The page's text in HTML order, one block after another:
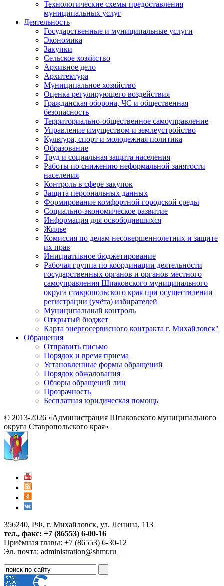
Технологические схемы предоставления
муниципальных услуг
Деятельность
Государственные и муниципальные услуги
Экономика
Закупки
Сельское хозяйство
Архивное дело
Архитектура
Муниципальное хозяйство
Оценка регулирующего воздействия
Гражданская оборона, ЧС и общественная
безопасность
Территориально-общественное самоуправление
Управление имуществом и землеустройство
Культура, спорт и молодежная политика
Образование
Труд и социальная защита населения
Работы по снижению неформальной занятости
населения
Контроль в сфере закупок
Защита персональных данных
Формирование комфортной городской среды
Социально-экономическое развитие
Информация для освободившихся
Жилье
Комиссия по делам несовершеннолетних и защите
их прав
Инициативное бюджетирование
Рабочая группа по координации деятельности
государственных органов и органов местного
самоуправления Шпаковского муниципального
округа ставропольского края при осуществлении
регистрации (учёта) избирателей
Муниципальный контроль
Открытый бюджет
Карта энергосервисного контракта г. Михайловск"
Обращения
Отправить письмо
Порядок и время приема
Установленные формы обращений
Порядок обжалования
Обзоры обращений лиц
Прозрачность
Бесплатная юридическая помощь
© 2013-2026 «Администрация Шпаковского муниципального
округа Ставропольского края»
356240, РФ, г. Михайловск, ул. Ленина, 113
тел., факс: +7 (86553) 6-00-16
Приёмная главы: +7 (86553) 6-30-12
Эл. почта: administration@shmr.ru